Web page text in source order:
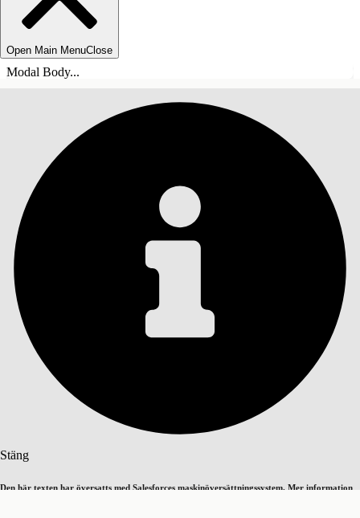
Open Main MenuClose
Modal Body...
Stäng
Den här texten har översatts med Salesforces maskinöversättningssystem. Mer information
Innehållsförteckningar
INNEHÅLLSFÖRTECKNINGAR